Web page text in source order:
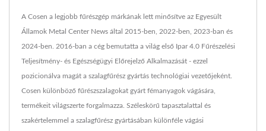
A Cosen a legjobb fűrészgép márkának lett minősítve az Egyesült
Államok Metal Center News által 2015-ben, 2022-ben, 2023-ban és
2024-ben. 2016-ban a cég bemutatta a világ első Ipar 4.0 Fűrészelési
Teljesítmény- és Egészségügyi Előrejelző Alkalmazását - ezzel
pozicionálva magát a szalagfűrész gyártás technológiai vezetőjeként.
Cosen különböző fűrészszalagokat gyárt fémanyagok vágására,
termékeit világszerte forgalmazza. Széleskörű tapasztalattal és
szakértelemmel a szalagfűrész gyártásában különféle vágási